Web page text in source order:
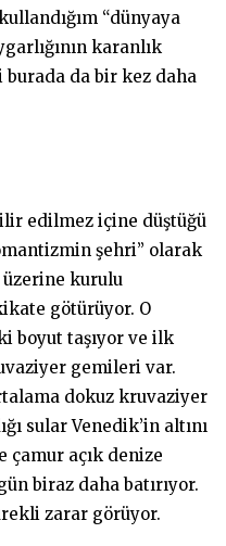
“dünyaya
karanlık
da bir kez daha
edilmez içine düştüğü
şehri” olarak
kurulu
götürüyor. O
boyut taşıyor ve ilk
gemileri var.
dokuz kruvaziyer
sular Venedik’in altını
çamur açık denize
biraz daha batırıyor.
zarar görüyor.